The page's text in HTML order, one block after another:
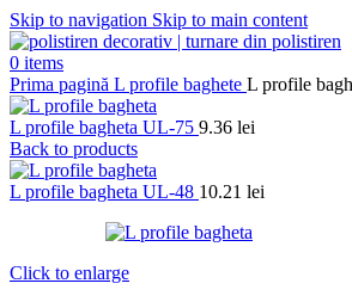
Skip to navigation Skip to main content
0 items
Prima pagină L profile baghete L profile
L profile bagheta UL-75 9.36 lei
Back to products
L profile bagheta UL-48 10.21 lei
Click to enlarge